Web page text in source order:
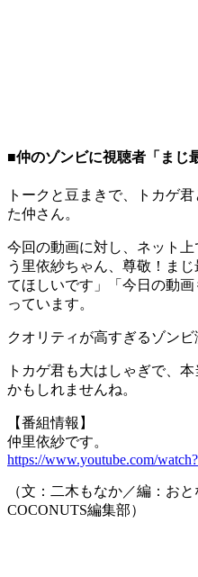
■仲のゾンビに視聴者「まじ
トークと豆まきで、トカゲ
た仲さん。
今回の動画に対し、ネット
う里依紗ちゃん、尊敬！ま
てほしいです」「今日の動
っています。
クオリティが高すぎるゾン
トカゲ君も大はしゃぎで、
かもしれませんね。
【番組情報】
仲里依紗です。
https://www.youtube.com/
（文：二木もなか／編：お
COCONUTS編集部）